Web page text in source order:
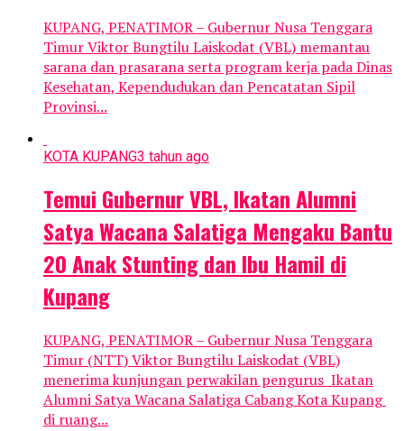
KUPANG, PENATIMOR – Gubernur Nusa Tenggara
Timur Viktor Bungtilu Laiskodat (VBL) memantau
sarana dan prasarana serta program kerja pada Dinas
Kesehatan, Kependudukan dan Pencatatan Sipil
Provinsi...
KOTA KUPANG3 tahun ago
Temui Gubernur VBL, Ikatan Alumni
Satya Wacana Salatiga Mengaku Bantu
20 Anak Stunting dan Ibu Hamil di
Kupang
KUPANG, PENATIMOR – Gubernur Nusa Tenggara
Timur (NTT) Viktor Bungtilu Laiskodat (VBL)
menerima kunjungan perwakilan pengurus Ikatan
Alumni Satya Wacana Salatiga Cabang Kota Kupang
di ruang...